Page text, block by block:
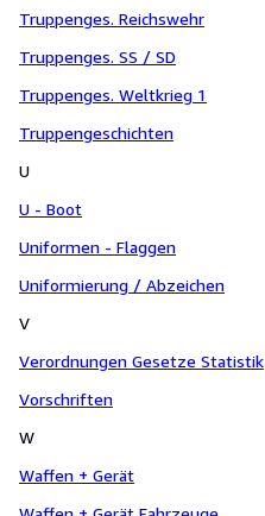
Truppenges. Reichswehr
Truppenges. SS / SD
Truppenges. Weltkrieg 1
Truppengeschichten
U
U - Boot
Uniformen - Flaggen
Uniformierung / Abzeichen
V
Verordnungen Gesetze Statistik
Vorschriften
W
Waffen + Gerät